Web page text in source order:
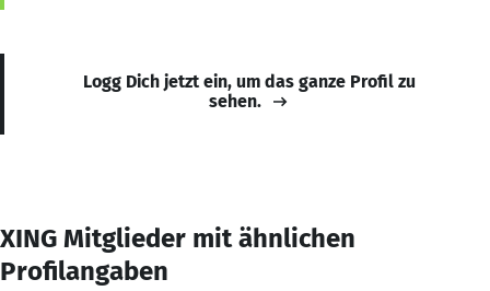
Logg Dich jetzt ein, um das ganze Profil zu
sehen.
XING Mitglieder mit ähnlichen
Profilangaben